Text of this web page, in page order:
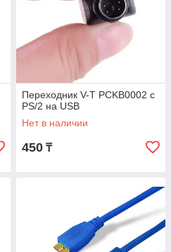
Переходник V-T PCKB0002 с
PS/2 на USB
Нет в наличии
450 ₸